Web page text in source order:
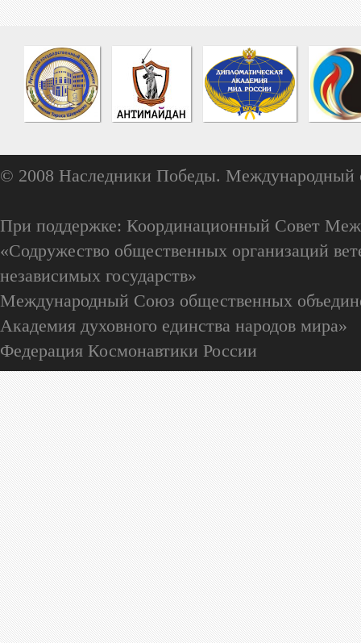
© 2008 Наследники Победы. Международный
При поддержке: Координационный Совет
«Содружество общественных организаций
независимых государств»
Международный Союз общественных
Академия духовного единства народов мира»
Федерация Космонавтики России